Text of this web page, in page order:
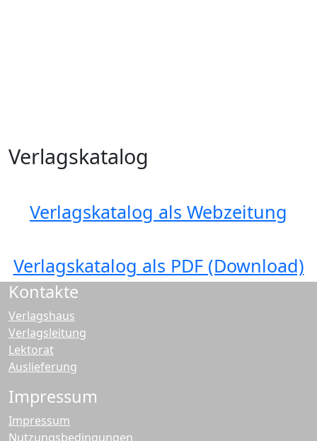
Verlagskatalog
Verlagskatalog als Webzeitung
Verlagskatalog als PDF (Download)
Kontakte
Verlagshaus
Verlagsleitung
Lektorat
Auslieferung
Impressum
Impressum
Nutzungsbedingungen